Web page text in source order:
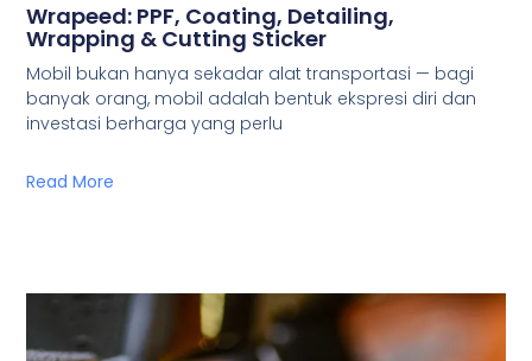
Wrapeed: PPF, Coating, Detailing,
Wrapping & Cutting Sticker
Mobil bukan hanya sekadar alat transportasi — bagi
banyak orang, mobil adalah bentuk ekspresi diri dan
investasi berharga yang perlu
Read More